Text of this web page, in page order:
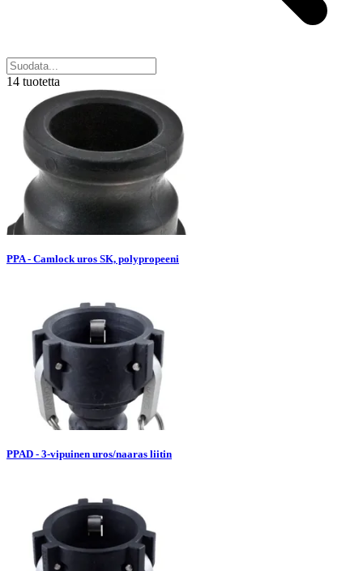
14 tuotetta
PPA - Camlock uros SK, polypropeeni
PPAD - 3-vipuinen uros/naaras liitin